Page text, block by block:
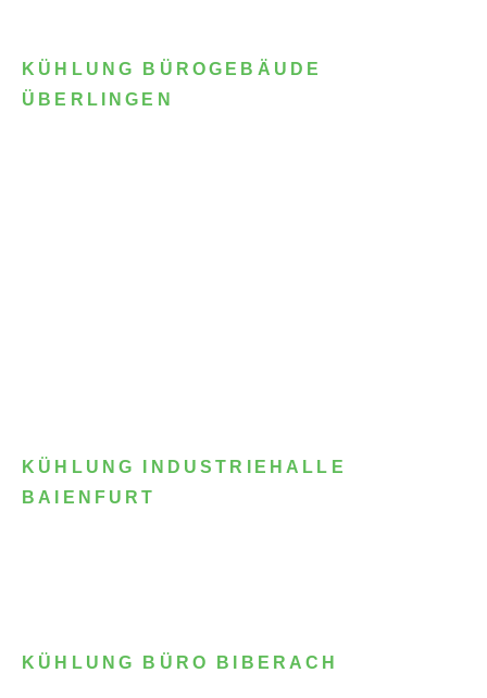
KÜHLUNG BÜROGEBÄUDE
ÜBERLINGEN
KÜHLUNG INDUSTRIEHALLE
BAIENFURT
KÜHLUNG BÜRO BIBERACH